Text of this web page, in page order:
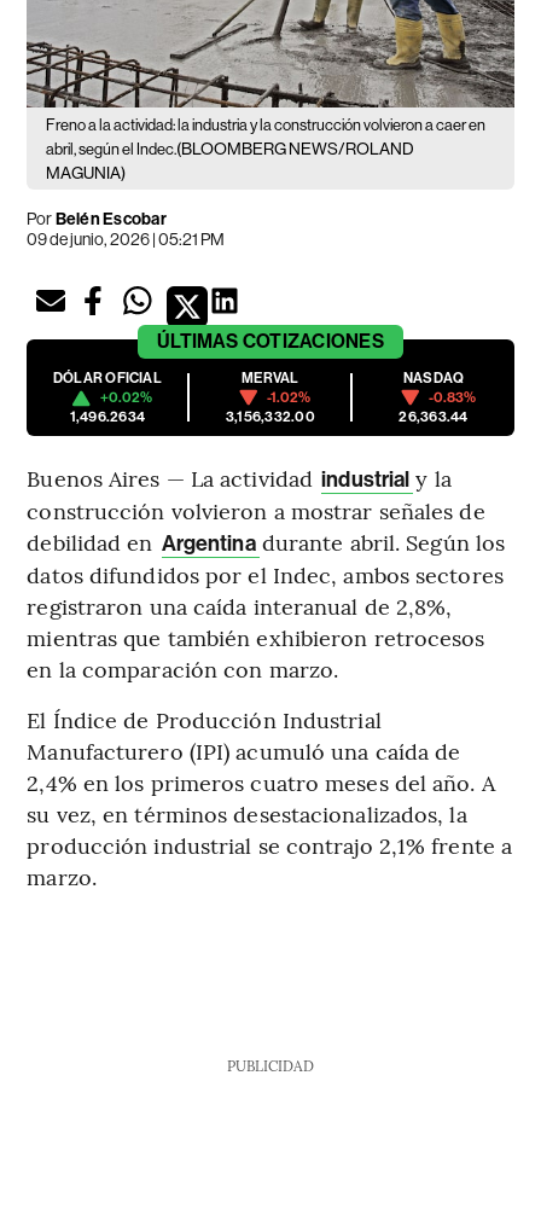
Freno a la actividad: la industria y la construcción volvieron a caer en
abril, según el Indec.(BLOOMBERG NEWS/ROLAND
MAGUNIA)
PorBelén Escobar
09 de junio, 2026 | 05:21 PM
ÚLTIMAS COTIZACIONES
DÓLAR OFICIAL
+0.02%
1,496.2634
MERVAL
-1.02%
3,156,332.00
NASDAQ
-0.83%
26,363.44
Buenos Aires — La actividad industrial y la
construcción volvieron a mostrar señales de
debilidad en Argentina durante abril. Según los
datos difundidos por el Indec, ambos sectores
registraron una caída interanual de 2,8%,
mientras que también exhibieron retrocesos
en la comparación con marzo.
El Índice de Producción Industrial
Manufacturero (IPI) acumuló una caída de
2,4% en los primeros cuatro meses del año. A
su vez, en términos desestacionalizados, la
producción industrial se contrajo 2,1% frente a
marzo.
PUBLICIDAD